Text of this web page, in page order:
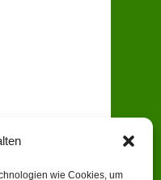
wie Cookies, um